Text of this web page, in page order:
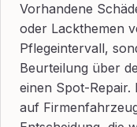
Vorhandene
oder Lackthemen
Pflegeintervall,
Beurteilung über
einen Spot-
auf